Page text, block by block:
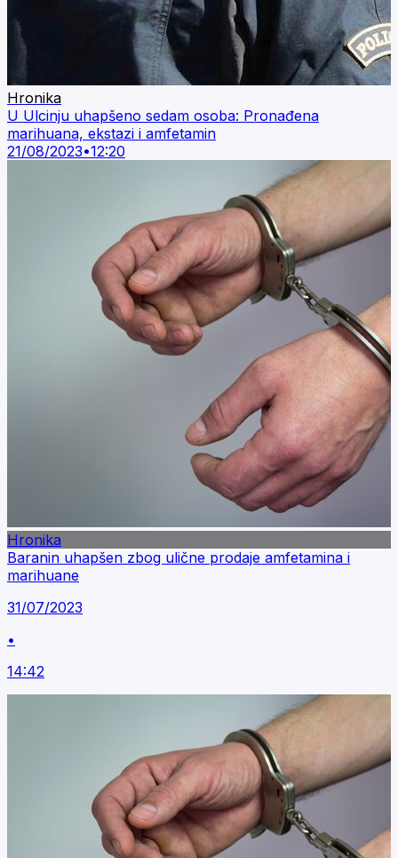
Hronika
U Ulcinju uhapšeno sedam osoba: Pronađena
marihuana, ekstazi i amfetamin
21/08/2023•12:20
Hronika
Baranin uhapšen zbog ulične prodaje amfetamina i
marihuane
31/07/2023
•
14:42